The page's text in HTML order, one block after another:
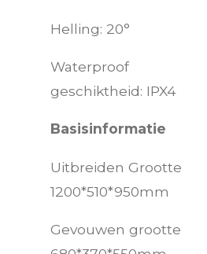
Helling: 20°
Waterproof
geschiktheid: IPX4
Basisinformatie
Uitbreiden Grootte
1200*510*950mm
Gevouwen grootte